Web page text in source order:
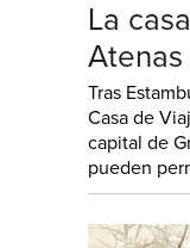
La
Atenas
Tras
Casa de
capital de
pueden